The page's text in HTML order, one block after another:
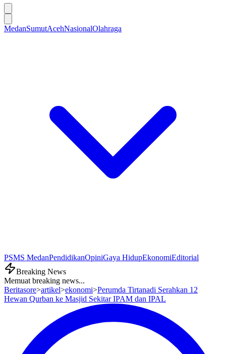
MedanSumutAcehNasionalOlahraga
PSMS MedanPendidikanOpiniGaya HidupEkonomiEditorial
Breaking News
Memuat breaking news...
Beritasore>artikel>ekonomi>Perumda Tirtanadi Serahkan 12
Hewan Qurban ke Masjid Sekitar IPAM dan IPAL